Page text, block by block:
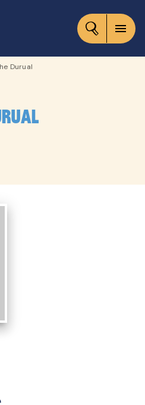
CONTENU
menu
Durual